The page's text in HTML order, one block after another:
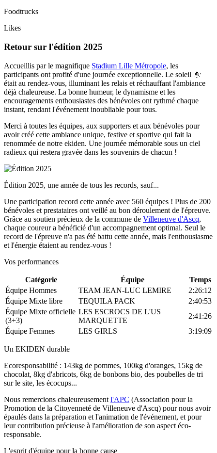
Foodtrucks
Likes
Retour sur l'édition 2025
Accueillis par le magnifique Stadium Lille Métropole, les
participants ont profité d'une journée exceptionnelle. Le soleil 🌞
était au rendez-vous, illuminant les relais et réchauffant l'ambiance
déjà chaleureuse. La bonne humeur, le dynamisme et les
encouragements enthousiastes des bénévoles ont rythmé chaque
instant, rendant l'événement inoubliable pour tous.
Merci à toutes les équipes, aux supporters et aux bénévoles pour
avoir créé cette ambiance unique, festive et sportive qui fait la
renommée de notre ekiden. Une journée mémorable sous un ciel
radieux qui restera gravée dans les souvenirs de chacun !
Édition 2025, une année de tous les records, sauf...
Une participation record cette année avec 560 équipes ! Plus de 200
bénévoles et prestataires ont veillé au bon déroulement de l'épreuve.
Grâce au soutien précieux de la commune de Villeneuve d'Ascq,
chaque coureur a bénéficié d'un accompagnement optimal. Seul le
record de l'épreuve n'a pas été battu cette année, mais l'enthousiasme
et l'énergie étaient au rendez-vous !
Vos performances
Catégorie Équipe
Temps
Équipe Hommes
TEAM JEAN-LUC LEMIRE
2:26:12
Équipe Mixte libre
TEQUILA PACK
2:40:53
Équipe Mixte officielle
(3+3)
LES ESCROCS DE L'US
MARQUETTE
2:41:26
Équipe Femmes
LES GIRLS 3:19:09
Un EKIDEN durable
Ecoresponsabilité : 143kg de pommes, 100kg d'oranges, 15kg de
chocolat, 8kg d'abricots, 6kg de bonbons bio, des poubelles de tri
sur le site, les écocups...
Nous remercions chaleureusement l'APC (Association pour la
Promotion de la Citoyenneté de Villeneuve d'Ascq) pour nous avoir
épaulés dans la préparation et l'animation de l'événement, et pour
leur contribution précieuse à l'amélioration de son aspect éco-
responsable.
L'esprit d'équipe pour la bonne cause